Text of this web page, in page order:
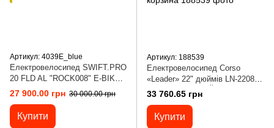
Артикул: 4039E_blue
Електровелосипед SWIFT.PRO
20 FLD AL "ROCK008" E-BIKE
250W
27 900.00 грн 30 000.00 грн
Купити
Артикул: 188539
Електровелосипед Corso
«Leader» 22" дюймів LN-22089
(1) ТЕМНО-СІРИЙ, рама
сталева, електродвигун
1000W, акумулятор 60V26AH,
корзина
33 760.65 грн
Купити